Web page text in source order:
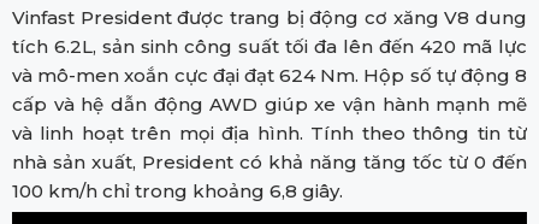
Vinfast President được trang bị động cơ xăng V8 dung
tích 6.2L, sản sinh công suất tối đa lên đến 420 mã lực
và mô-men xoắn cực đại đạt 624 Nm. Hộp số tự động 8
cấp và hệ dẫn động AWD giúp xe vận hành mạnh mẽ
và linh hoạt trên mọi địa hình. Tính theo thông tin từ
nhà sản xuất, President có khả năng tăng tốc từ 0 đến
100 km/h chỉ trong khoảng 6,8 giây.